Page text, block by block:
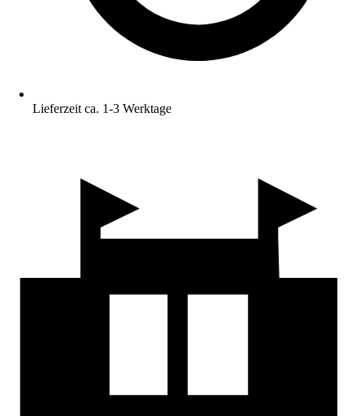
Lieferzeit ca. 1-3 Werktage